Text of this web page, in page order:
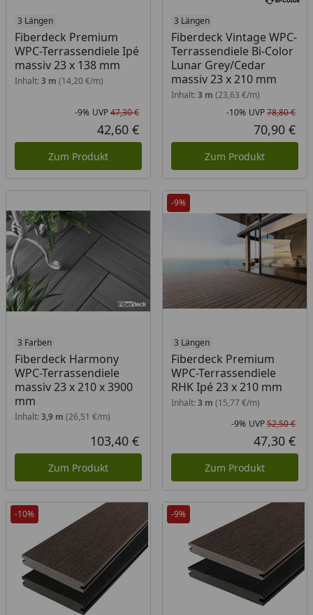
3 Längen
Fiberdeck Premium
WPC-Terrassendiele Ipé
massiv 23 x 138 mm
Inhalt: 3 m (14,20 €/m)
Rabatt in Prozent
-9%
Ursprünglicher Preis
UVP47,30 €
Aktueller Preis
42,60 €
Zum Produkt
3 Längen
Fiberdeck Vintage WPC-
Terrassendiele Bi-Color
Lunar Grey/Cedar
massiv 23 x 210 mm
Inhalt: 3 m (23,63 €/m)
-10% UVP78,80 €
70,90 €
Zum Produkt
3 Farben
Fiberdeck Harmony
WPC-Terrassendiele
massiv 23 x 210 x 3900
mm
Inhalt: 3,9 m (26,51 €/m)
Aktueller Preis
103,40 €
Zum Produkt
-9%
3 Längen
Fiberdeck Premium
WPC-Terrassendiele
RHK Ipé 23 x 210 mm
Inhalt: 3 m (15,77 €/m)
-9% UVP52,50 €
47,30 €
Zum Produkt
-10% -9%